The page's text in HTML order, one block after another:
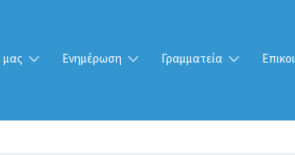
μας Ενημέρωση Γραμματεία